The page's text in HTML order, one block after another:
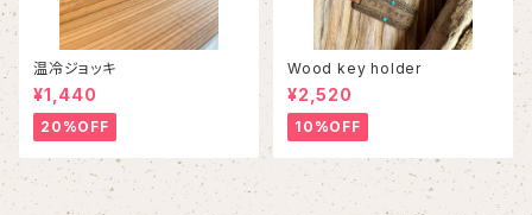
温冷ジョッキ
¥1,440
20%OFF
Wood key holder
¥2,520
10%OFF